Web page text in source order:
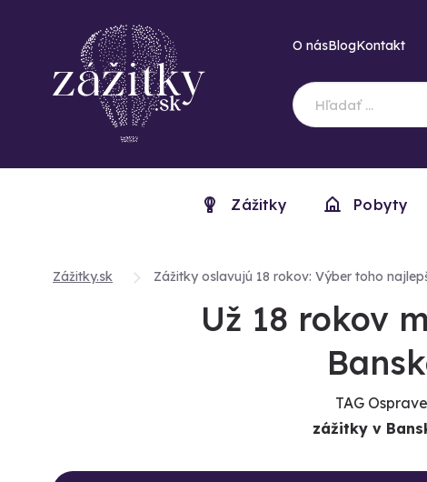
O násBlogKontakt
Zážitky Pobyty
Zážitky.sk Zážitky oslavujú 18 rokov: Výber toho
Už 18 rokov
TAG
zážitky v